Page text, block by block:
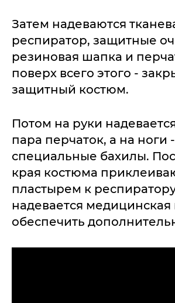
Затем надеваются
респиратор, защитные
резиновая шапка и
поверх всего этого -
защитный костюм.
Потом на руки
пара перчаток, а на ноги -
специальные бахилы.
края костюма
пластырем к
надевается медицинская
обеспечить